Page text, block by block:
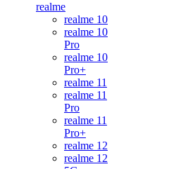
realme
realme 10
realme 10
Pro
realme 10
Pro+
realme 11
realme 11
Pro
realme 11
Pro+
realme 12
realme 12